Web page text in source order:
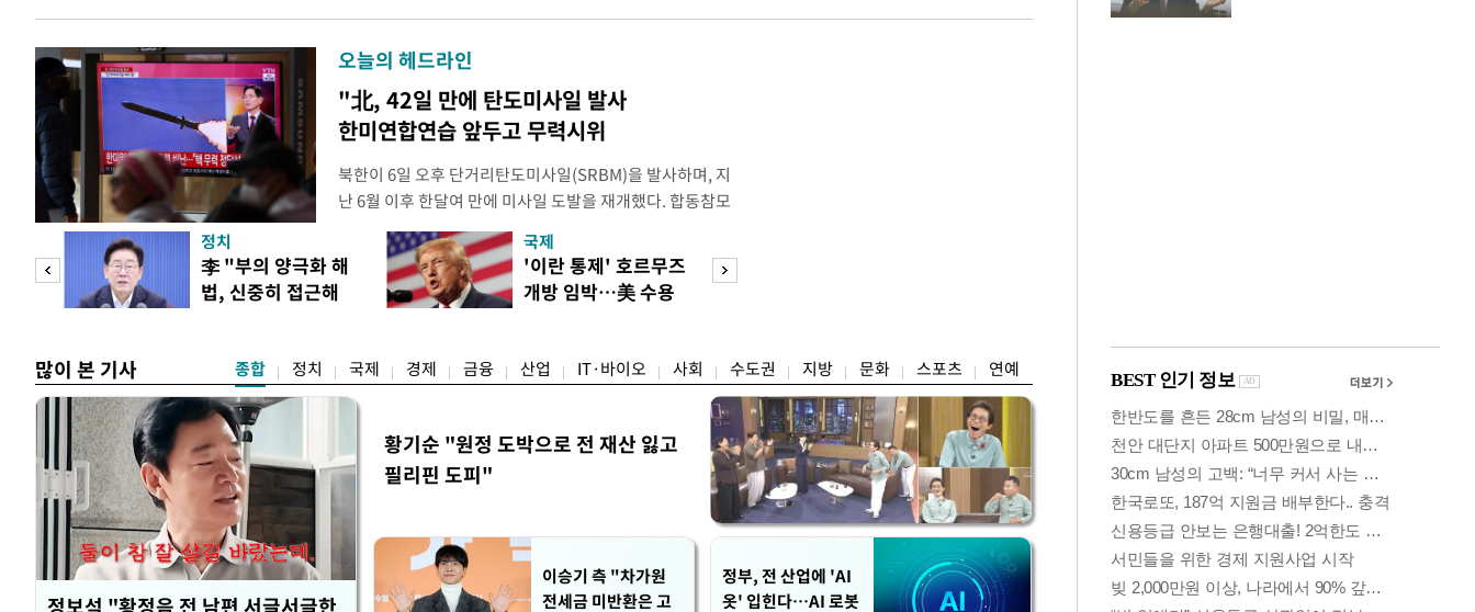
오늘의 헤드라인
"北, 42일 만에 탄도미사일 발사
한미연합연습 앞두고 무력시위
북한이 6일 오후 단거리탄도미사일(SRBM)을 발사하며, 지
난 6월 이후 한달여 만에 미사일 도발을 재개했다. 합동참모
본부에 따르면 우리 군은 6일 오후 5시께 북한 원산 일대에
서 동해상으로 발사된 단거리 탄도미사일 1발을 포착했다.
정확한 제원에 대해서는 한미가 정밀 분석 중에 있다. 한미
정보당국은 발사 초기부터 관련 동향을 추적 및 공
정치
李 "부의 양극화 해
법, 신중히 접근해
국제
'이란 통제' 호르무즈
개방 임박…美 수용
많이 본 기사 종합 정치 국제 경제 금융 산업 IT·바이오 사회 수도권 지방 문화 스포츠 연예
정보석 "황정음 전 남편 서글서글한
황기순 "원정 도박으로 전 재산 잃고
필리핀 도피"
이승기 측 "차가원
전세금 미반환은 고
정부, 전 산업에 'AI
옷' 입힌다…AI 로봇